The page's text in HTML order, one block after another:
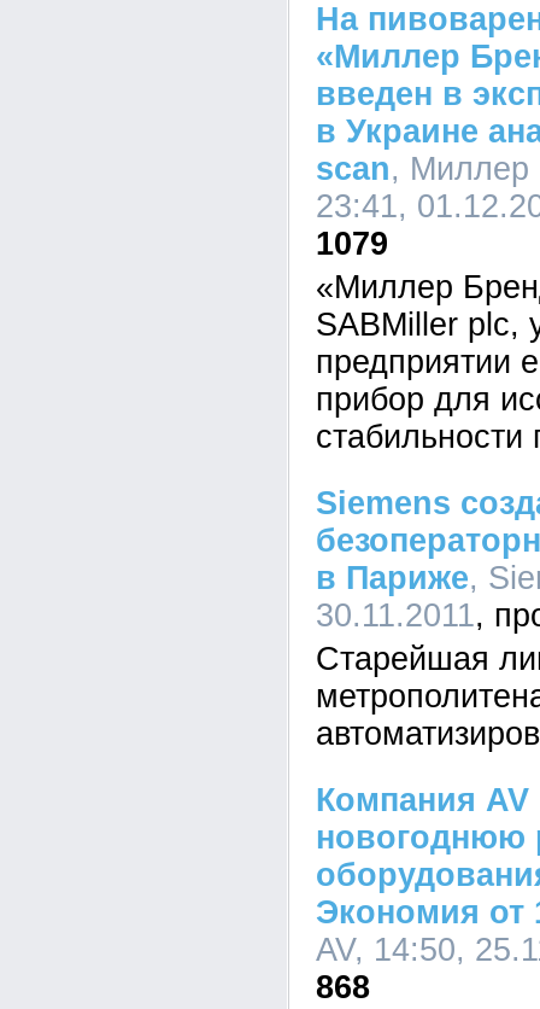
На
«Миллер
введен в
в Украине
scan, Миллер
23:41,
1079
«Миллер
SABMiller plc,
предприятии
прибор для
стабильности
Siemens
в Париже,
30.11.2011
Старейшая
Компания AV
новогоднюю
Экономия от
AV, 14:50,
868